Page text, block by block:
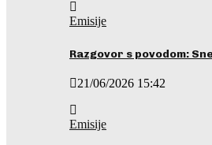
Emisije
Razgovor s povodom:
21/06/2026 15:42
Emisije